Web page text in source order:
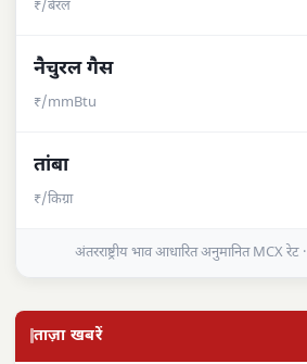
₹/बैरल
नैचुरल गैस
₹/mmBtu
तांबा
₹/किग्रा
अंतरराष्ट्रीय भाव आधारित अनुमानित MCX रेट ·
ताज़ा खबरें